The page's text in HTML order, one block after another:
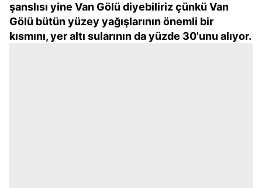
şanslısı yine Van Gölü diyebiliriz çünkü Van
Gölü bütün yüzey yağışlarının önemli bir
kısmını, yer altı sularının da yüzde 30'unu alıyor.